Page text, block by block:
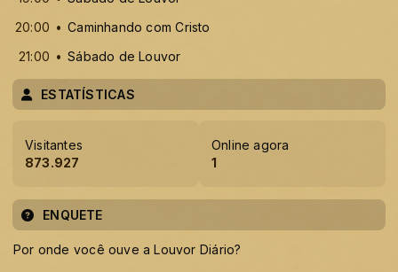
20:00
Caminhando com Cristo
21:00
Sábado de Louvor
ESTATÍSTICAS
Visitantes
873.927
Online agora
1
ENQUETE
Por onde você ouve a Louvor Diário?